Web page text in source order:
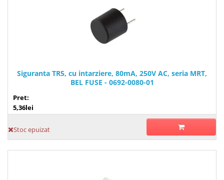
Siguranta TR5, cu intarziere, 80mA, 250V AC, seria MRT,
BEL FUSE - 0692-0080-01
Pret:
5,36lei
Stoc epuizat